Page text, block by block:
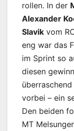
rollen. In der
Alexander
Slavik vom
eng war das
im Sprint so
diesen
überraschend
vorbei – ein
Den beiden
MT